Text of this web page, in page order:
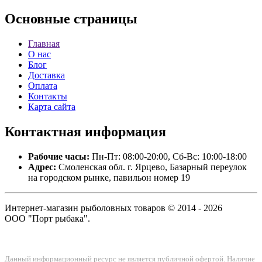
Основные страницы
Главная
О нас
Блог
Доставка
Оплата
Контакты
Карта сайта
Контактная информация
Рабочие часы: Пн-Пт: 08:00-20:00, Сб-Вс: 10:00-18:00
Адрес: Смоленская обл. г. Ярцево, Базарный переулок
на городском рынке, павильон номер 19
Интернет-магазин рыболовных товаров © 2014 - 2026
ООО "Порт рыбака".
Данный информационный ресурс не является публичной офертой. Наличие